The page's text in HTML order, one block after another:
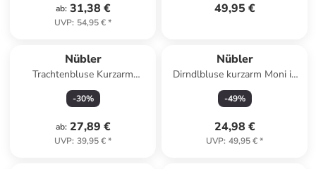
ab: 31,38 €
UVP: 54,95 €*
49,95 €
Nübler
Trachtenbluse Kurzarm
Natascha in Rot
-30%
ab: 27,89 €
UVP: 39,95 €*
Nübler
Dirndlbluse kurzarm Moni in
Schwarz
-49%
24,98 €
UVP: 49,95 €*